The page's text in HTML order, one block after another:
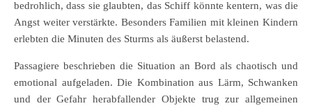
bedrohlich, dass sie glaubten, das Schiff könnte kentern, was die
Angst weiter verstärkte. Besonders Familien mit kleinen Kindern
erlebten die Minuten des Sturms als äußerst belastend.
Passagiere beschrieben die Situation an Bord als chaotisch und
emotional aufgeladen. Die Kombination aus Lärm, Schwanken
und der Gefahr herabfallender Objekte trug zur allgemeinen